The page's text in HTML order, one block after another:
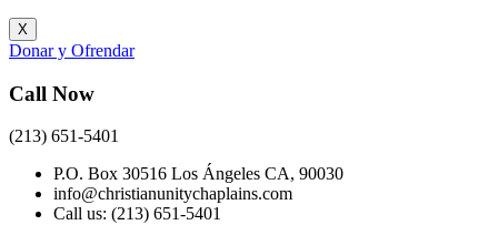
X
Donar y Ofrendar
Call Now
(213) 651-5401
P.O. Box 30516 Los Ángeles CA, 90030
info@christianunitychaplains.com
Call us: (213) 651-5401